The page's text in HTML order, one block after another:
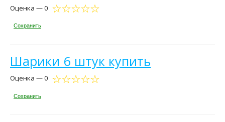
Оценка — 0
Сохранить
Шарики 6 штук купить
Оценка — 0
Сохранить